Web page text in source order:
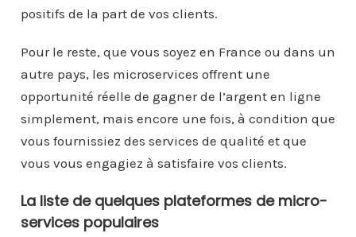
positifs de la part de vos clients.
Pour le reste, que vous soyez en France ou dans un
autre pays, les microservices offrent une
opportunité réelle de gagner de l’argent en ligne
simplement, mais encore une fois, à condition que
vous fournissiez des services de qualité et que
vous vous engagiez à satisfaire vos clients.
La liste de quelques plateformes de micro-
services populaires